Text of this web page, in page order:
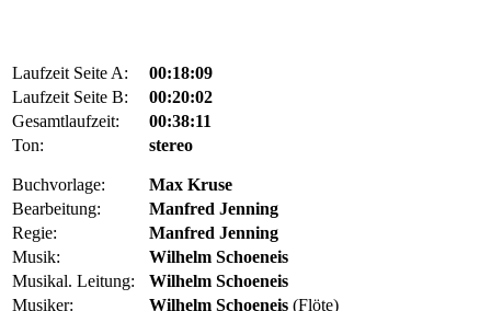
Laufzeit Seite A:
00:18:09
Laufzeit Seite B:
00:20:02
Gesamtlaufzeit:
00:38:11
Ton:
stereo
Buchvorlage:
Max Kruse
Bearbeitung:
Manfred Jenning
Regie:
Manfred Jenning
Musik:
Wilhelm Schoeneis
Musikal. Leitung:
Wilhelm Schoeneis
Musiker:
Wilhelm Schoeneis (Flöte)